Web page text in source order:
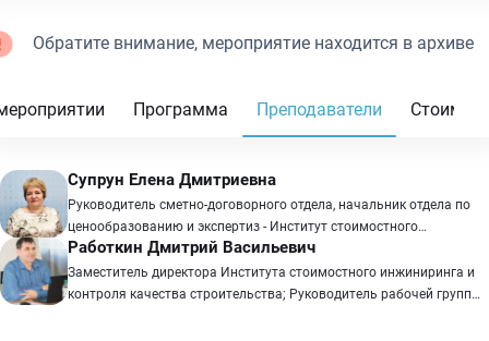
Обратите внимание, мероприятие находится в архиве
Программа Преподаватели
Супрун Елена Дмитриевна
Руководитель сметно-договорного отдела, начальник отдела по
ценообразованию и экспертиз - Институт стоимостного
инжиниринга и контроля качества строительства. (г.Красноярск)
Работкин Дмитрий Васильевич
Заместитель директора Института стоимостного инжиниринга и
контроля качества строительства; Руководитель рабочей группы